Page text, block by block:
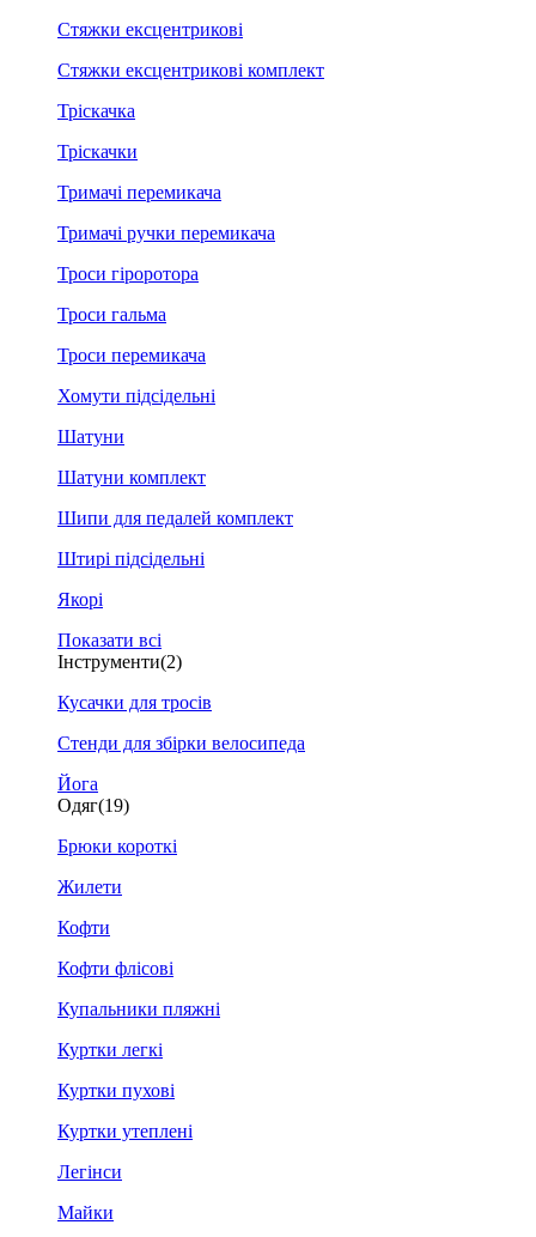
Стяжки ексцентрикові
Стяжки ексцентрикові комплект
Тріскачка
Тріскачки
Тримачі перемикача
Тримачі ручки перемикача
Троси гіроротора
Троси гальма
Троси перемикача
Хомути підсідельні
Шатуни
Шатуни комплект
Шипи для педалей комплект
Штирі підсідельні
Якорі
Показати всі
Інструменти(2)
Кусачки для тросів
Стенди для збірки велосипеда
Йога
Одяг(19)
Брюки короткі
Жилети
Кофти
Кофти флісові
Купальники пляжні
Куртки легкі
Куртки пухові
Куртки утеплені
Легінси
Майки